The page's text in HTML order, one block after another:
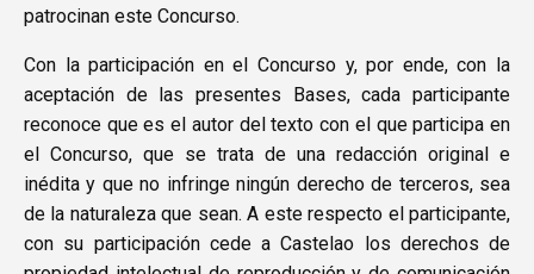
patrocinan este Concurso.
Con la participación en el Concurso y, por ende, con la
aceptación de las presentes Bases, cada participante
reconoce que es el autor del texto con el que participa en
el Concurso, que se trata de una redacción original e
inédita y que no infringe ningún derecho de terceros, sea
de la naturaleza que sean. A este respecto el participante,
con su participación cede a Castelao los derechos de